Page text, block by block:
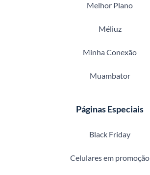
Melhor Plano
Méliuz
Minha Conexão
Muambator
Páginas Especiais
Black Friday
Celulares em promoção